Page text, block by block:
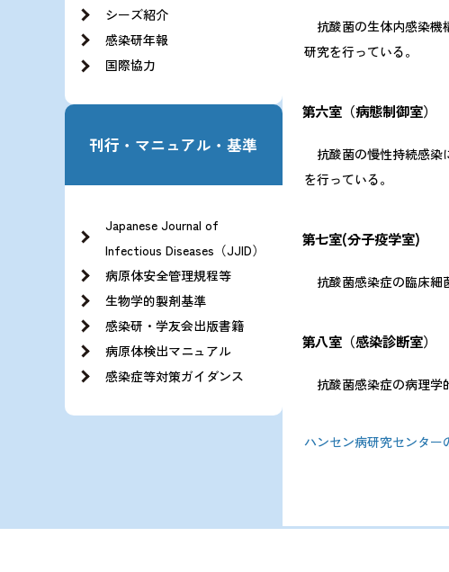
シーズ紹介
感染研年報
国際協力
刊行・マニュアル・基準
Japanese Journal of
Infectious Diseases（JJID）
病原体安全管理規程等
生物学的製剤基準
感染研・学友会出版書籍
病原体検出マニュアル
感染症等対策ガイダンス
抗酸菌の生体内感染機
研究を行っている。
第六室（病態制御室）
抗酸菌の慢性持続感染
を行っている。
第七室(分子疫学室)
抗酸菌感染症の臨床細
第八室（感染診断室）
抗酸菌感染症の病理学
ハンセン病研究センター